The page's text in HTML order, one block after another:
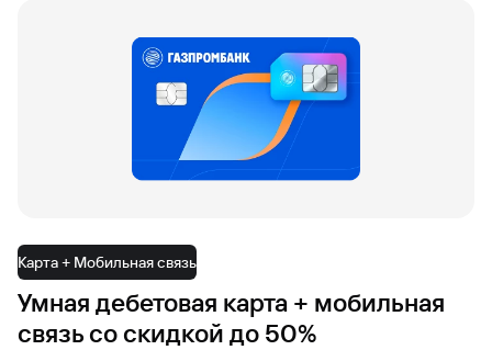
Карта + Мобильная связь
Умная дебетовая карта + мобильная
связь со скидкой до 50%